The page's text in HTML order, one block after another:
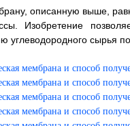
описанную выше,
Изобретение
углеводородного сырья